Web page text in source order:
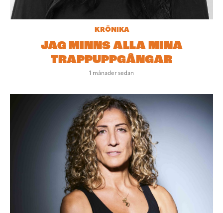
KRÖNIKA
JAG MINNS ALLA MINA
TRAPPUPPGÅNGAR
1 månader sedan